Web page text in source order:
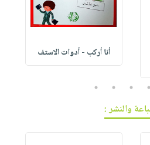
أنا أركب - أدوات الاستف
2
3
4
5
والنشر :